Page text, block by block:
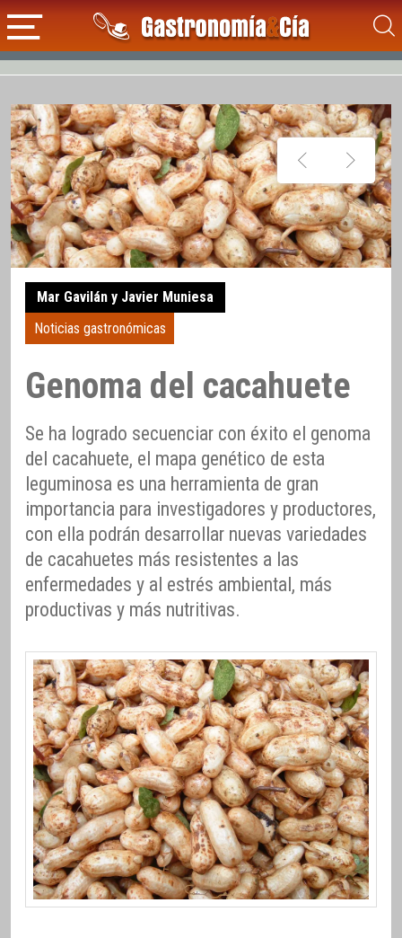
Mar Gavilán y Javier Muniesa
Noticias gastronómicas
Genoma del cacahuete
Se ha logrado secuenciar con éxito el genoma
del cacahuete, el mapa genético de esta
leguminosa es una herramienta de gran
importancia para investigadores y productores,
con ella podrán desarrollar nuevas variedades
de cacahuetes más resistentes a las
enfermedades y al estrés ambiental, más
productivas y más nutritivas.